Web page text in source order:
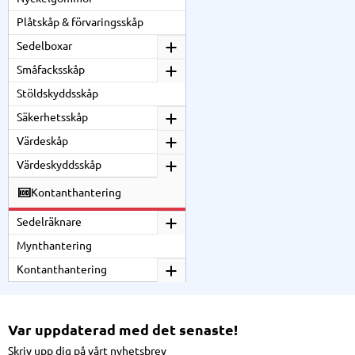
Plåtskåp & förvaringsskåp
Sedelboxar
Småfacksskåp
Stöldskyddsskåp
Säkerhetsskåp
Värdeskåp
Värdeskyddsskåp
Kontanthantering
Sedelräknare
Mynthantering
Kontanthantering
Var uppdaterad med det senaste!
Skriv upp dig på vårt nyhetsbrev